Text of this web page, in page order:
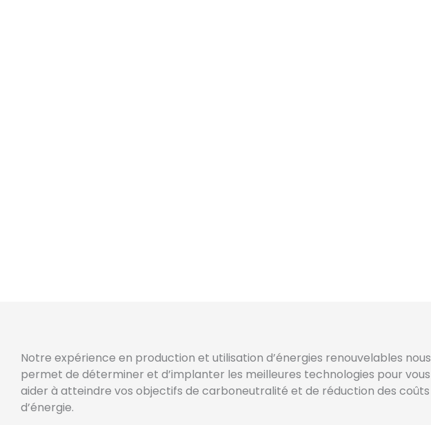
Notre expérience en production et utilisation d’énergies renouvelables nous
permet de déterminer et d’implanter les meilleures technologies pour vous
aider à atteindre vos objectifs de carboneutralité et de réduction des coûts
d’énergie.